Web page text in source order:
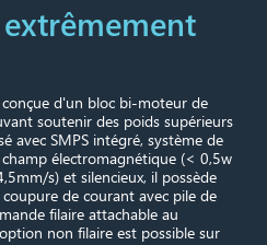
d'un bloc bi-moteur de
soutenir des poids supérieurs
avec SMPS intégré, système de
électromagnétique (< 0,5w
s) et silencieux, il possède
de courant avec pile de
filaire attachable au
non filaire est possible sur